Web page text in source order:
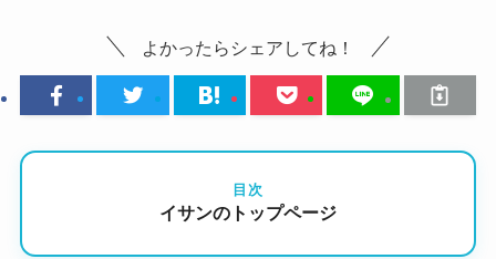
よかったらシェアしてね！
目次
イサンのトップページ